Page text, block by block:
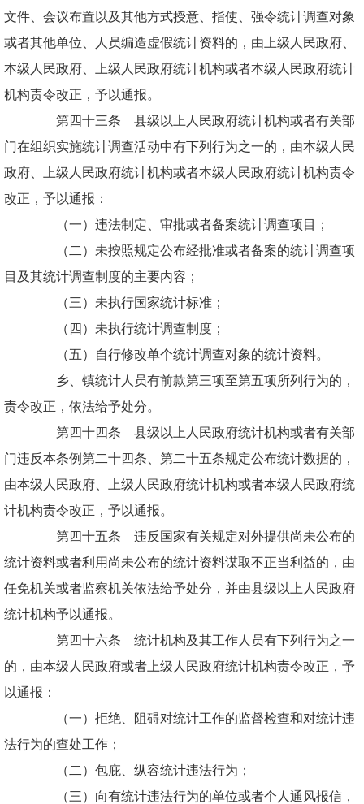
文件、会议布置以及其他方式授意、指使、强令统计调查对象
或者其他单位、人员编造虚假统计资料的，由上级人民政府、
本级人民政府、上级人民政府统计机构或者本级人民政府统计
机构责令改正，予以通报。
第四十三条 县级以上人民政府统计机构或者有关部
门在组织实施统计调查活动中有下列行为之一的，由本级人民
政府、上级人民政府统计机构或者本级人民政府统计机构责令
改正，予以通报：
（一）违法制定、审批或者备案统计调查项目；
（二）未按照规定公布经批准或者备案的统计调查项
目及其统计调查制度的主要内容；
（三）未执行国家统计标准；
（四）未执行统计调查制度；
（五）自行修改单个统计调查对象的统计资料。
乡、镇统计人员有前款第三项至第五项所列行为的，
责令改正，依法给予处分。
第四十四条 县级以上人民政府统计机构或者有关部
门违反本条例第二十四条、第二十五条规定公布统计数据的，
由本级人民政府、上级人民政府统计机构或者本级人民政府统
计机构责令改正，予以通报。
第四十五条 违反国家有关规定对外提供尚未公布的
统计资料或者利用尚未公布的统计资料谋取不正当利益的，由
任免机关或者监察机关依法给予处分，并由县级以上人民政府
统计机构予以通报。
第四十六条 统计机构及其工作人员有下列行为之一
的，由本级人民政府或者上级人民政府统计机构责令改正，予
以通报：
（一）拒绝、阻碍对统计工作的监督检查和对统计违
法行为的查处工作；
（二）包庇、纵容统计违法行为；
（三）向有统计违法行为的单位或者个人通风报信，